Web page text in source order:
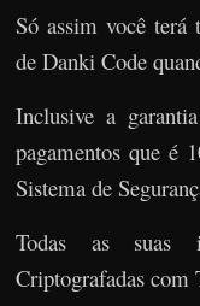
Só assim você terá
de Danki Code
Inclusive a
pagamentos que é
Sistema de
Todas as suas
Criptografadas com